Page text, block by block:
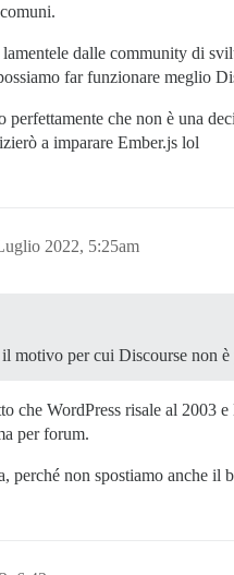
lamentele dalle community di
far funzionare meglio
che non è una
a imparare Ember.js lol
2022, 5:25am
motivo per cui Discourse non
che WordPress risale al 2003
per forum.
perché non spostiamo anche